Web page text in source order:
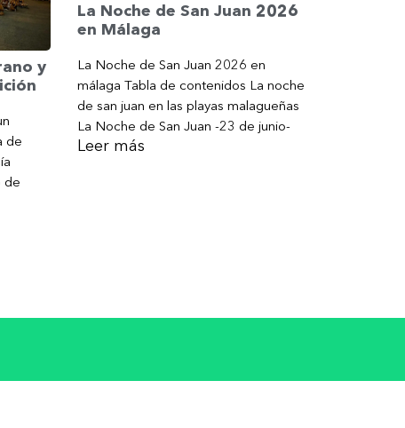
y
de
de
La Noche de San Juan 2026
en Málaga
La Noche de San Juan 2026 en
málaga Tabla de contenidos La noche
de san juan en las playas malagueñas
La Noche de San Juan -23 de junio-
Leer más